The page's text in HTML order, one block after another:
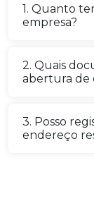
1. Quanto
empresa?
2. Quais
abertura de
3. Posso
endereço